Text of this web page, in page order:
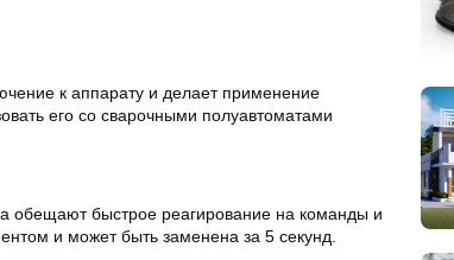
к аппарату и делает применение
его со сварочными полуавтоматами
обещают быстрое реагирование на команды и
и может быть заменена за 5 секунд.